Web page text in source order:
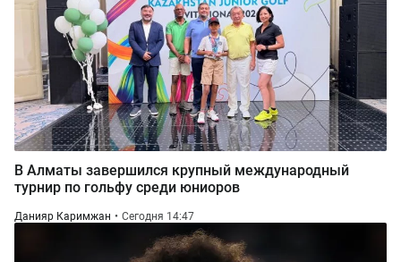
В Алматы завершился крупный международный
турнир по гольфу среди юниоров
Данияр Каримжан Сегодня 14:47